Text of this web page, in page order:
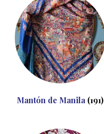
Mantón de Manila (191)